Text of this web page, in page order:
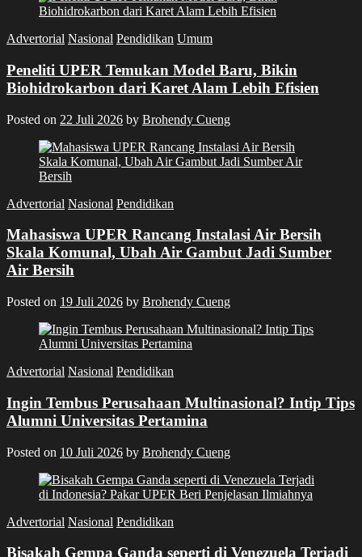
Advertorial Nasional Pendidikan Umum
Peneliti UPER Temukan Model Baru, Bikin
Biohidrokarbon dari Karet Alam Lebih Efisien
Posted on 22 Juli 2026 by Brohendy Cueng
Advertorial Nasional Pendidikan
Mahasiswa UPER Rancang Instalasi Air Bersih
Skala Komunal, Ubah Air Gambut Jadi Sumber
Air Bersih
Posted on 19 Juli 2026 by Brohendy Cueng
Advertorial Nasional Pendidikan
Ingin Tembus Perusahaan Multinasional? Intip Tips
Alumni Universitas Pertamina
Posted on 10 Juli 2026 by Brohendy Cueng
Advertorial Nasional Pendidikan
Bisakah Gempa Ganda seperti di Venezuela Terjadi